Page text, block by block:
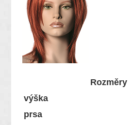
Rozměry
prsa